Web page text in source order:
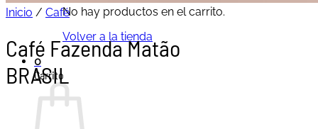
No hay productos en el carrito.
Volver a la tienda
0
Carrito
Inicio / Café
Café Fazenda Matão
BRASIL